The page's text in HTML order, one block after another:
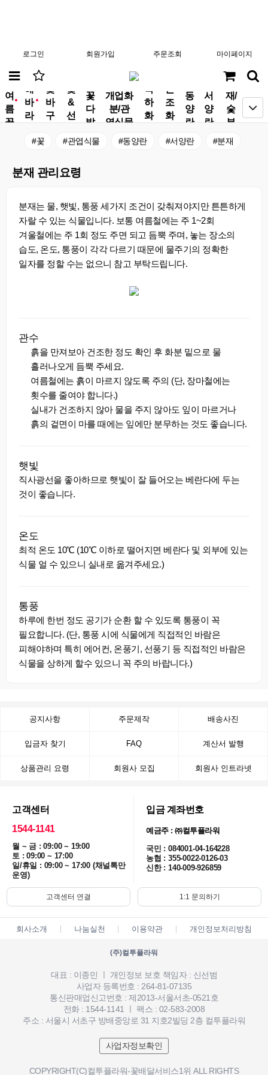
로그인 회원가입 주문조회 마이페이지
new
여
름
꽃
new
해
바
라
꽃
바
구
꽃
&
선
꽃
다
발
개업화
분/관
엽식물
축
하
화
근
조
화
동
양
란
서
양
란
분
재/
숯
부
작
#꽃 #관엽식물 #동양란 #서양란 #분재
분재 관리요령
분재는 물, 햇빛, 통풍 세가지 조건이 갖춰져야지만 튼튼하게
자랄 수 있는 식물입니다. 보통 여름철에는 주 1~2회
겨울철에는 주 1회 정도 주면 되고 듬뿍 주며, 놓는 장소의
습도, 온도, 통풍이 각각 다르기 때문에 물주기의 정확한
일자를 정할 수는 없으니 참고 부탁드립니다.
관수
흙을 만져보아 건조한 정도 확인 후 화분 밑으로 물
흘러나오게 듬뿍 주세요.
여름철에는 흙이 마르지 않도록 주의 (단, 장마철에는
횟수를 줄여야 합니다.)
실내가 건조하지 않아 물을 주지 않아도 잎이 마르거나
흙의 겉면이 마를 때에는 잎에만 분무하는 것도 좋습니다.
햇빛
직사광선을 좋아하므로 햇빛이 잘 들어오는 베란다에 두는
것이 좋습니다.
온도
최적 온도 10℃ (10℃ 이하로 떨어지면 베란다 및 외부에 있는
식물 얼 수 있으니 실내로 옮겨주세요.)
통풍
하루에 한번 정도 공기가 순환 할 수 있도록 통풍이 꼭
필요합니다. (단, 통풍 시에 식물에게 직접적인 바람은
피해야하며 특히 에어컨, 온풍기, 선풍기 등 직접적인 바람은
식물을 상하게 할수 있으니 꼭 주의 바랍니다.)
공지사항 주문제작 배송사진
입금자 찾기 FAQ 계산서 발행
상품관리 요령 회원사 모집 회원사 인트라넷
고객센터
1544-1141
월 ~ 금 : 09:00 ~ 19:00
토 : 09:00 ~ 17:00
일/휴일 : 09:00 ~ 17:00 (채널톡만
운영)
입금 계좌번호
예금주 : ㈜컬투플라워
국민 : 084001-04-164228
농협 : 355-0022-0126-03
신한 : 140-009-926859
고객센터 연결 1:1 문의하기
회사소개 나눔실천 이용약관 개인정보처리방침
(주)컬투플라워
대표 : 이종민 ㅣ 개인정보 보호 책임자 : 신선범
사업자 등록번호 : 264-81-07135
통신판매업신고번호 : 제2013-서울서초-0521호
전화 : 1544-1141 ㅣ 팩스 : 02-583-2008
주소 : 서울시 서초구 방배중앙로 31 지호2빌딩 2층 컬투플라워
사업자정보확인
COPYRIGHT(C)컬투플라워-꽃배달서비스1위 ALL RIGHTS